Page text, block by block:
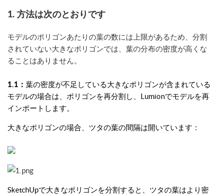
1. 方法は次のとおりです
モデルのポリゴンあたりの葉の数には上限があるため、分割
されていない大きなポリゴンでは、葉の分布の密度が高くな
ることはありません。
1.1： 葉の密度が不足している大きなポリゴンが含まれている
モデルの場合は、ポリゴンを再分割し、Lumionでモデルを再
インポートします。
大きなポリゴンの場合、ツタの葉の間隔は開いています：
SketchUpで大きなポリゴンを分割すると、ツタの葉はより密